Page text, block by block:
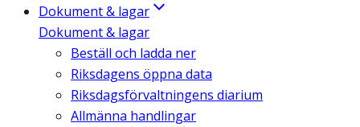
Dokument & lagar
Dokument & lagar
Beställ och ladda ner
Riksdagens öppna data
Riksdagsförvaltningens diarium
Allmänna handlingar